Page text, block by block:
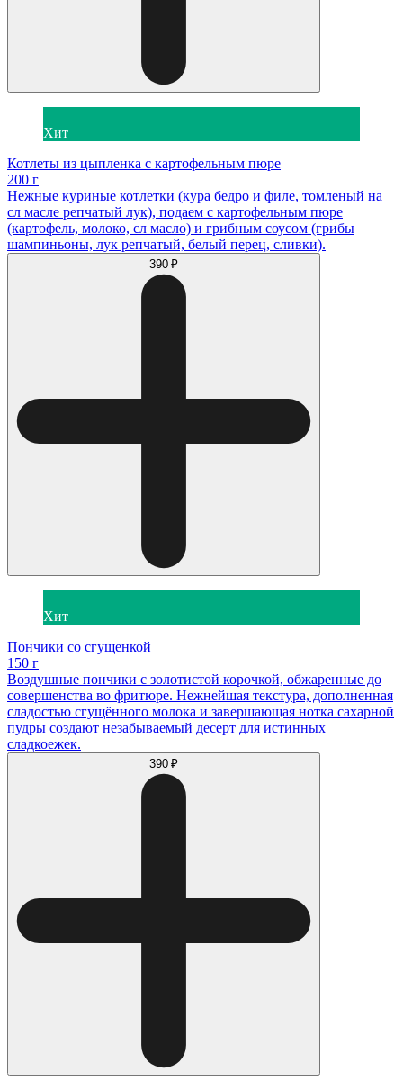
Хит
Котлеты из цыпленка с картофельным пюре
200 г
Нежные куриные котлетки (кура бедро и филе, томленый на
сл масле репчатый лук), подаем с картофельным пюре
(картофель, молоко, сл масло) и грибным соусом (грибы
шампиньоны, лук репчатый, белый перец, сливки).
390 ₽
Хит
Пончики со сгущенкой
150 г
Воздушные пончики с золотистой корочкой, обжаренные до
совершенства во фритюре. Нежнейшая текстура, дополненная
сладостью сгущённого молока и завершающая нотка сахарной
пудры создают незабываемый десерт для истинных
сладкоежек.
390 ₽